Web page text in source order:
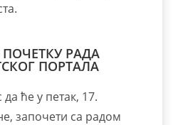
РАДА
ПОРТАЛА
ће у петак, 17.
започети са радом